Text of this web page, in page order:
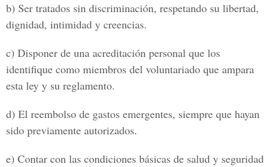
b) Ser tratados sin discriminación, respetando su libertad,
dignidad, intimidad y creencias.
c) Disponer de una acreditación personal que los
identifique como miembros del voluntariado que ampara
esta ley y su reglamento.
d) El reembolso de gastos emergentes, siempre que hayan
sido previamente autorizados.
e) Contar con las condiciones básicas de salud y seguridad